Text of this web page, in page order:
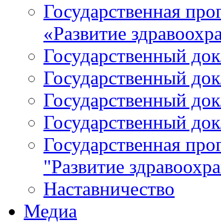
Государственная
«Развитие
Государственный
Государственный
Государственный
Государственный
Государственная
"Развитие
Наставничество
Медиа